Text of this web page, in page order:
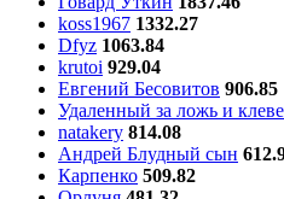
koss1967 1332.27
Dfyz 1063.84
krutoi 929.04
Евгений Бесовитов 906.85
Удаленный за ложь и
natakery 814.08
Андрей Блудный сын
Карпенко 509.82